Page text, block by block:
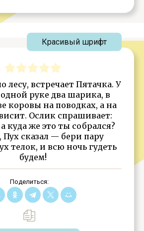
лесу, встречает Пятачка. У
руке два шарика, в
коровы на поводках, а на
Ослик спрашивает:
куда же это ты собрался?
Пух сказал — бери пару
телок, и всю ночь гудеть
будем!
Поделиться:
Красивый шрифт